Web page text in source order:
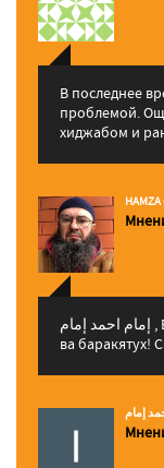
В последнее
проблемой.
хиджабом и
HAMZA
إمام احمد إمام , Ва алейкум ассалам ва рахматуЛлахи
ва баракятух!
إمام